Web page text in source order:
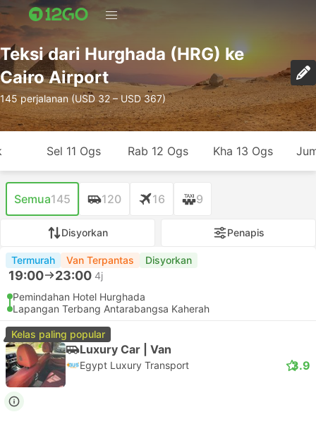
Teksi dari Hurghada (HRG) ke
Cairo Airport
145 perjalanan (USD 32 – USD 367)
Sel 11 Ogs Rab 12 Ogs Kha 13 Ogs
Semua145 120 16 9
Disyorkan Penapis
Termurah Van Terpantas Disyorkan
19:00 23:00 4j
Pemindahan Hotel Hurghada
Lapangan Terbang Antarabangsa Kaherah
Kelas paling popular
Luxury Car | Van
Egypt Luxury Transport 3.9